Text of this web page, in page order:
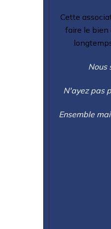
Cette
faire le bien
Nous
N'ayez pas
Ensemble